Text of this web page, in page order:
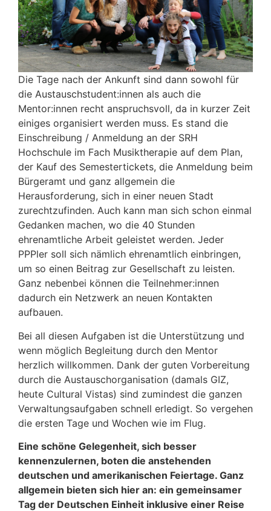
Die Tage nach der Ankunft sind dann sowohl für
die Austauschstudent:innen als auch die
Mentor:innen recht anspruchsvoll, da in kurzer Zeit
einiges organisiert werden muss. Es stand die
Einschreibung / Anmeldung an der SRH
Hochschule im Fach Musiktherapie auf dem Plan,
der Kauf des Semestertickets, die Anmeldung beim
Bürgeramt und ganz allgemein die
Herausforderung, sich in einer neuen Stadt
zurechtzufinden. Auch kann man sich schon einmal
Gedanken machen, wo die 40 Stunden
ehrenamtliche Arbeit geleistet werden. Jeder
PPPler soll sich nämlich ehrenamtlich einbringen,
um so einen Beitrag zur Gesellschaft zu leisten.
Ganz nebenbei können die Teilnehmer:innen
dadurch ein Netzwerk an neuen Kontakten
aufbauen.
Bei all diesen Aufgaben ist die Unterstützung und
wenn möglich Begleitung durch den Mentor
herzlich willkommen. Dank der guten Vorbereitung
durch die Austauschorganisation (damals GIZ,
heute Cultural Vistas) sind zumindest die ganzen
Verwaltungsaufgaben schnell erledigt. So vergehen
die ersten Tage und Wochen wie im Flug.
Eine schöne Gelegenheit, sich besser
kennenzulernen, boten die anstehenden
deutschen und amerikanischen Feiertage. Ganz
allgemein bieten sich hier an: ein gemeinsamer
Tag der Deutschen Einheit inklusive einer Reise